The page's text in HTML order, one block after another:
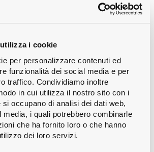
i cookie
per personalizzare contenuti ed
funzionalità dei social media e per
traffico. Condividiamo inoltre
in cui utilizza il nostro sito con i
occupano di analisi dei dati web,
media, i quali potrebbero combinarle
che ha fornito loro o che hanno
dei loro servizi.
per conservare le vostre preparazioni
precedenti.Per saperne du più
Twist Off
Bianco
33.0 ml
45 g
40.5 mm